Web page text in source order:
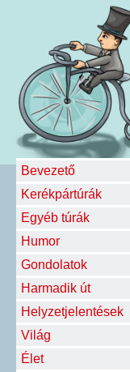
Bevezető
Kerékpártúrák
Egyéb túrák
Humor
Gondolatok
Harmadik út
Helyzetjelentések
Világ
Élet